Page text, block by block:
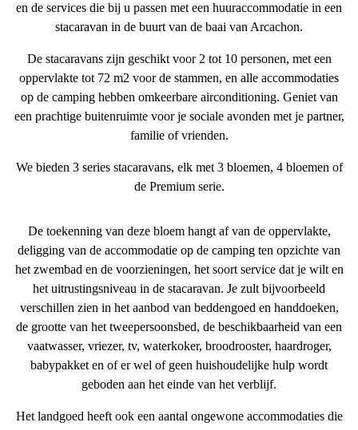
en de services die bij u passen met een huuraccommodatie in een
stacaravan in de buurt van de baai van Arcachon.
De stacaravans zijn geschikt voor 2 tot 10 personen, met een
oppervlakte tot 72 m2 voor de stammen, en alle accommodaties
op de camping hebben omkeerbare airconditioning. Geniet van
een prachtige buitenruimtevoor je sociale avonden met je partner,
familie of vrienden.
We bieden 3 series stacaravans, elk met 3 bloemen, 4 bloemen of
de Premium serie.
De toekenning van deze bloem hangt af van de oppervlakte,
deligging van de accommodatie op de camping ten opzichte van
het zwembad en de voorzieningen, het soort servicedat je wilt en
het uitrustingsniveau in de stacaravan. Je zult bijvoorbeeld
verschillen zien in het aanbod van beddengoed en handdoeken,
de grootte van het tweepersoonsbed, de beschikbaarheid van een
vaatwasser, vriezer, tv, waterkoker, broodrooster, haardroger,
babypakket en of er wel of geen huishoudelijke hulp wordt
geboden aan het einde van het verblijf.
Het landgoed heeft ook een aantal ongewone accommodaties die